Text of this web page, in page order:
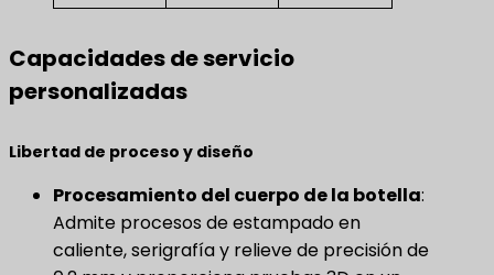
Capacidades de servicio
personalizadas
Libertad de proceso y diseño
Procesamiento del cuerpo de la botella​:
Admite procesos de estampado en
caliente, serigrafía y relieve de precisión de